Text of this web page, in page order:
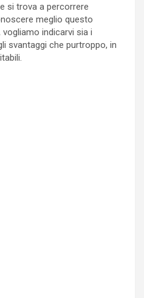
si trova a percorrere
meglio questo
indicarvi sia i
svantaggi che purtroppo, in